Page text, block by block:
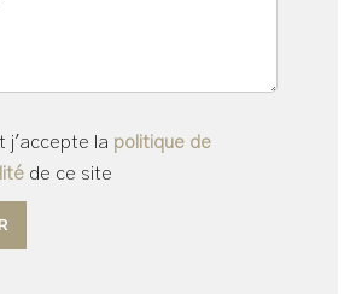
j'accepte la politique de
de ce site